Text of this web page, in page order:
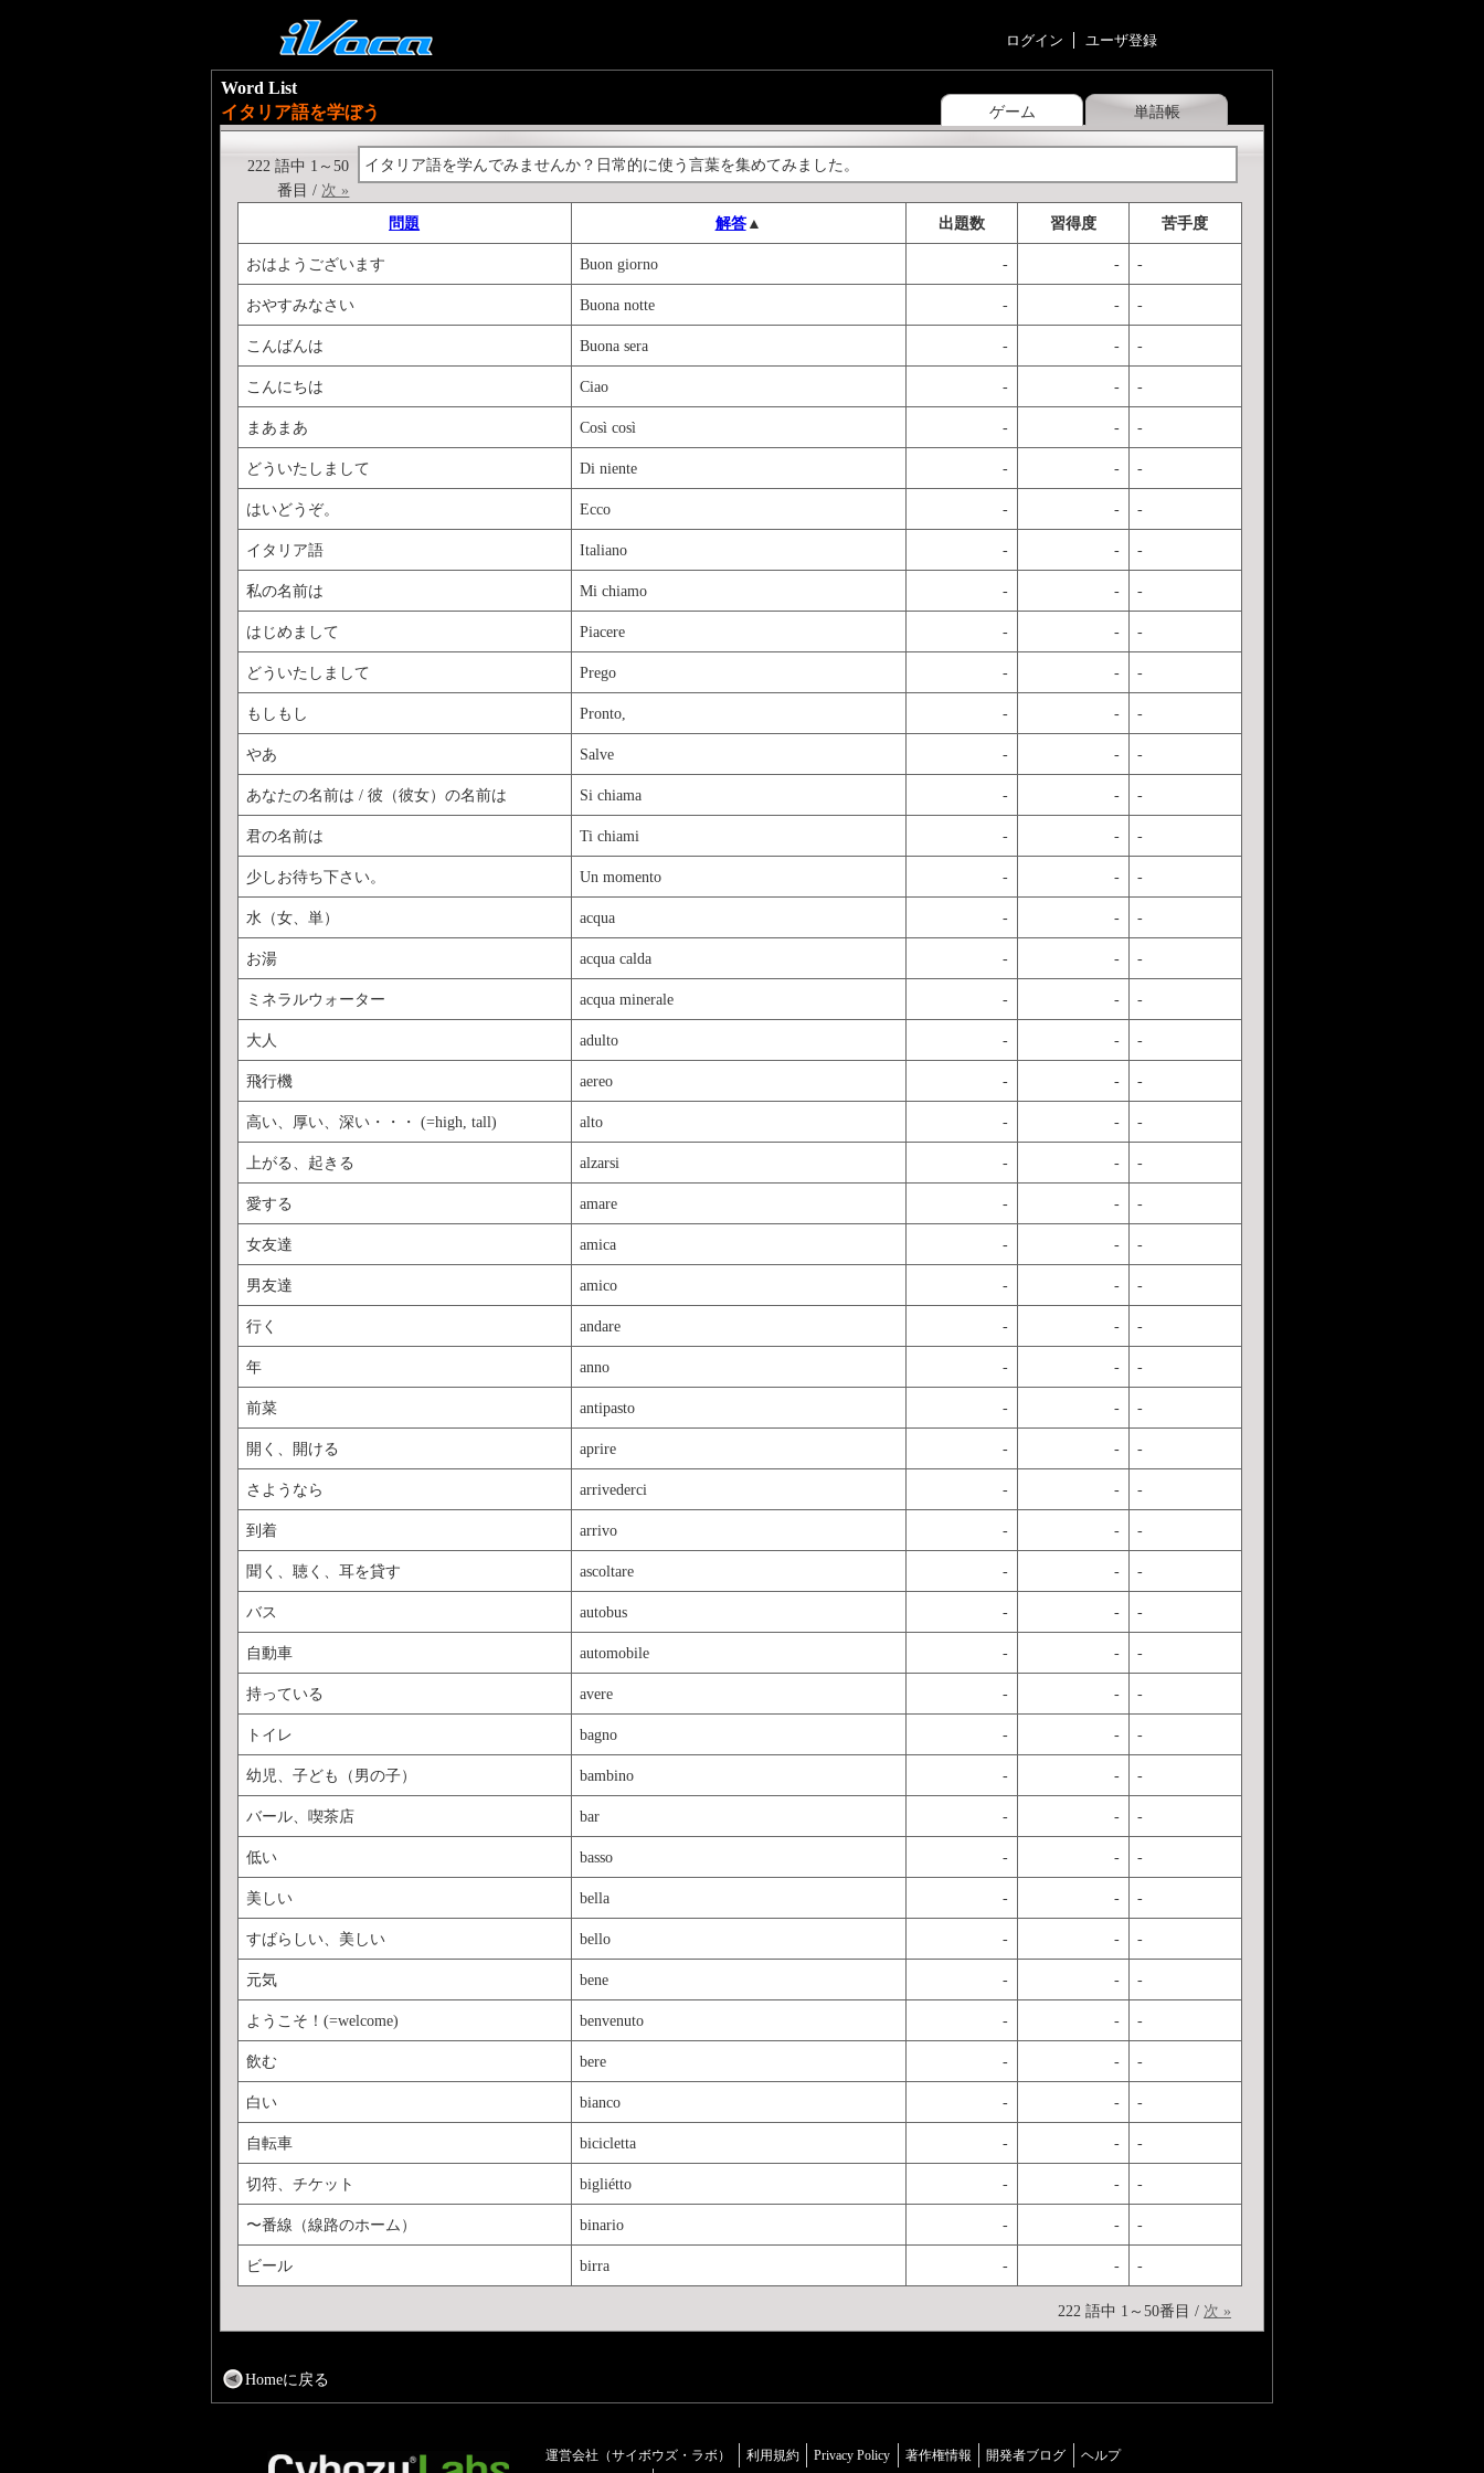
ログイン ユーザ登録
ゲーム 単語帳
Word List
イタリア語を学ぼう
イタリア語を学んでみませんか？日常的に使う言葉を集めてみました。
222 語中 1～50
番目 / 次 »
問題
解答▲ 出題数 習得度 苦手度
おはようございます Buon giorno - - -
おやすみなさい Buona notte - - -
こんばんは Buona sera - - -
こんにちは Ciao - - -
まあまあ Così così - - -
どういたしまして Di niente - - -
はいどうぞ。 Ecco - - -
イタリア語 Italiano - - -
私の名前は Mi chiamo - - -
はじめまして Piacere - - -
どういたしまして Prego - - -
もしもし Pronto, - - -
やあ Salve - - -
あなたの名前は / 彼（彼女）の名前は Si chiama - - -
君の名前は Ti chiami - - -
少しお待ち下さい。 Un momento - - -
水（女、単） acqua - - -
お湯 acqua calda - - -
ミネラルウォーター acqua minerale - - -
大人 adulto - - -
飛行機 aereo - - -
高い、厚い、深い・・・ (=high, tall) alto - - -
上がる、起きる alzarsi - - -
愛する amare - - -
女友達 amica - - -
男友達 amico - - -
行く andare - - -
年 anno - - -
前菜 antipasto - - -
開く、開ける aprire - - -
さようなら arrivederci - - -
到着 arrivo - - -
聞く、聴く、耳を貸す ascoltare - - -
バス autobus - - -
自動車 automobile - - -
持っている avere - - -
トイレ bagno - - -
幼児、子ども（男の子） bambino - - -
バール、喫茶店 bar - - -
低い basso - - -
美しい bella - - -
すばらしい、美しい bello - - -
元気 bene - - -
ようこそ！(=welcome) benvenuto - - -
飲む bere - - -
白い bianco - - -
自転車 bicicletta - - -
切符、チケット bigliétto - - -
〜番線（線路のホーム） binario - - -
ビール birra - - -
222 語中 1～50番目 / 次 »
Homeに戻る
運営会社（サイボウズ・ラボ） 利用規約 Privacy Policy 著作権情報 開発者ブログ ヘルプ